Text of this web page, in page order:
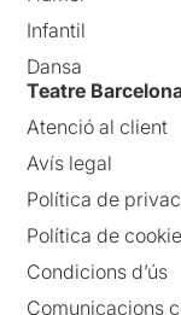
Infantil
Dansa
Teatre
Atenció al client
Avís legal
Política de
Política de
Condicions d’ús
Comunicacions